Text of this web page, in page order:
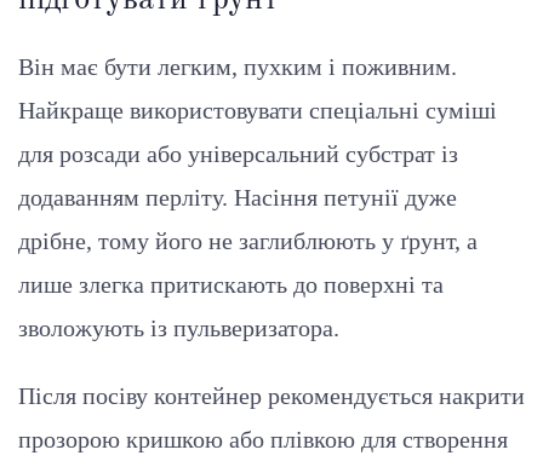
Він має бути легким, пухким і поживним.
Найкраще використовувати спеціальні суміші
для розсади або універсальний субстрат із
додаванням перліту. Насіння петунії дуже
дрібне, тому його не заглиблюють у ґрунт, а
лише злегка притискають до поверхні та
зволожують із пульверизатора.
Після посіву контейнер рекомендується накрити
прозорою кришкою або плівкою для створення